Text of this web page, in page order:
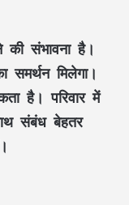
संभावना है।
समर्थन मिलेगा।
है। परिवार में
संबंध बेहतर